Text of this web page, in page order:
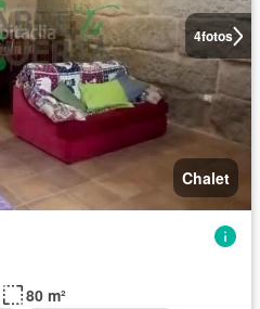
4fotos
Chalet
80 m²